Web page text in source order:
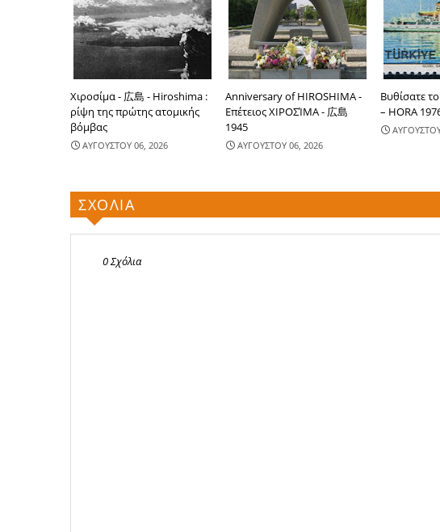
Χιροσίμα - 広島 - Hiroshima :
ρίψη της πρώτης ατομικής
βόμβας
ΑΥΓΟΥΣΤΟΥ 06, 2026
Anniversary of HIROSHIMA -
Επέτειος ΧΙΡΟΣΊΜΑ - 広島
1945
ΑΥΓΟΥΣΤΟΥ 06, 2026
Βυθίσατε
– HORA
ΣΧΟΛΙΑ
0 Σχόλια